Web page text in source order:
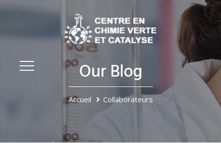
Our Blog
Accueil Collaborateurs